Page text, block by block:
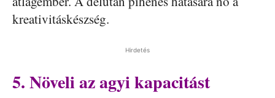
kreativitáskészség.
Hirdetés
5. Növeli az agyi kapacitást